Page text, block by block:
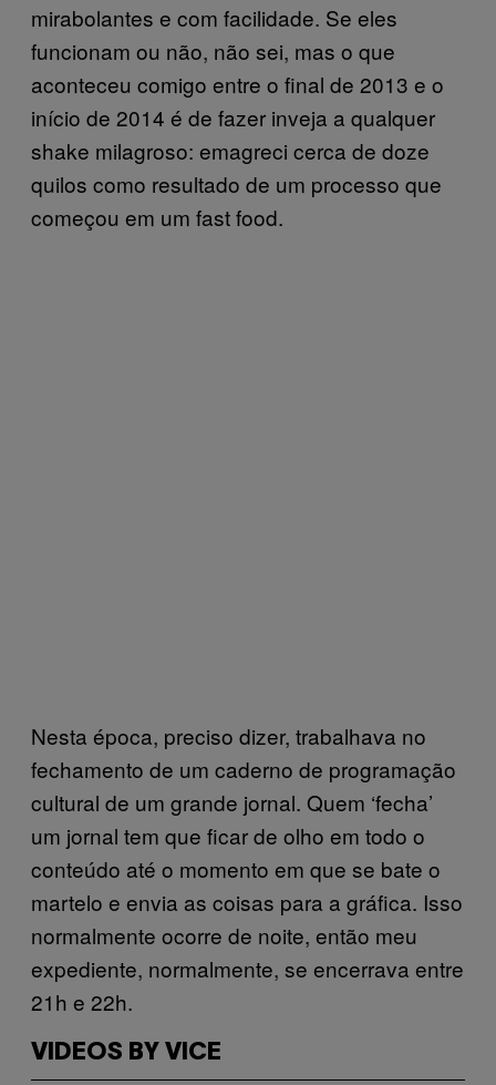
mirabolantes e com facilidade. Se eles
funcionam ou não, não sei, mas o que
aconteceu comigo entre o final de 2013 e o
início de 2014 é de fazer inveja a qualquer
shake milagroso: emagreci cerca de doze
quilos como resultado de um processo que
começou em um fast food.
Nesta época, preciso dizer, trabalhava no
fechamento de um caderno de programação
cultural de um grande jornal. Quem ‘fecha’
um jornal tem que ficar de olho em todo o
conteúdo até o momento em que se bate o
martelo e envia as coisas para a gráfica. Isso
normalmente ocorre de noite, então meu
expediente, normalmente, se encerrava entre
21h e 22h.
VIDEOS BY VICE